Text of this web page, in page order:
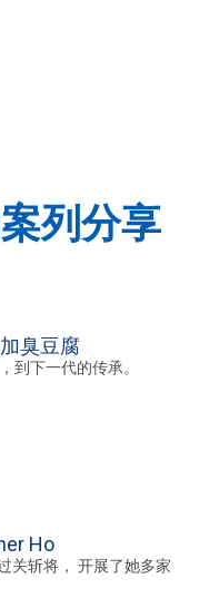
们
列分享
臭豆腐
到下一代的传承。
Ho
关斩将， 开展了她多家